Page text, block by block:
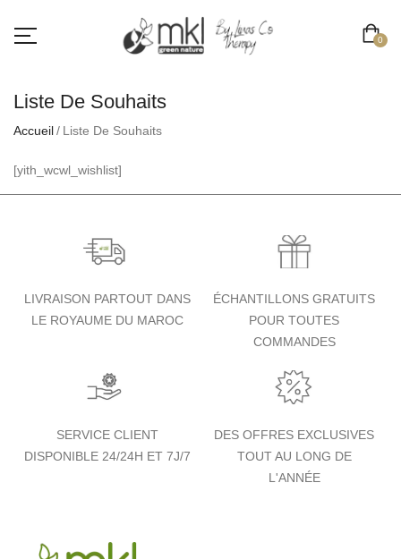
0
Liste De Souhaits
Accueil Liste De Souhaits
[yith_wcwl_wishlist]
LIVRAISON PARTOUT DANS
LE ROYAUME DU MAROC
ÉCHANTILLONS GRATUITS
POUR TOUTES
COMMANDES
SERVICE CLIENT
DISPONIBLE 24/24H ET 7J/7
DES OFFRES EXCLUSIVES
TOUT AU LONG DE
L'ANNÉE